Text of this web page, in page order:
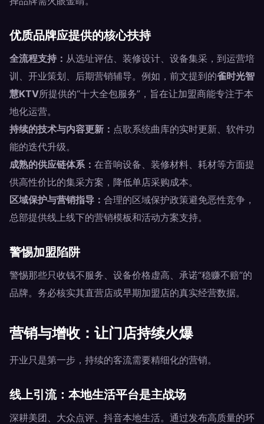
优质品牌应提供的核心扶持
全流程支持： 从选址评估、装修设计、设备集采，到运营培
训、开业策划、后期营销辅导。例如，前文提到的雀时光智
慧KTV所提供的“十大全包服务”，旨在让加盟商能专注于本
地化运营。
持续的技术与内容更新： 点歌系统曲库的实时更新、软件功
能的迭代升级。
成熟的供应链体系： 在音响设备、装修材料、耗材等方面提
供高性价比的集采方案，降低单店采购成本。
区域保护与营销指导： 合理的区域保护政策避免恶性竞争，
总部提供线上线下的营销模板和活动方案支持。
警惕加盟陷阱
警惕那些只收钱不服务、设备价格虚高、承诺“稳赚不赔”的
品牌。务必核实其直营店或早期加盟店的真实经营数据。
营销与增收：让门店持续火爆
开业只是第一步，持续的客流需要精细化的营销。
线上引流：本地生活平台是主战场
深耕美团、大众点评、抖音本地生活。通过发布高质量的环